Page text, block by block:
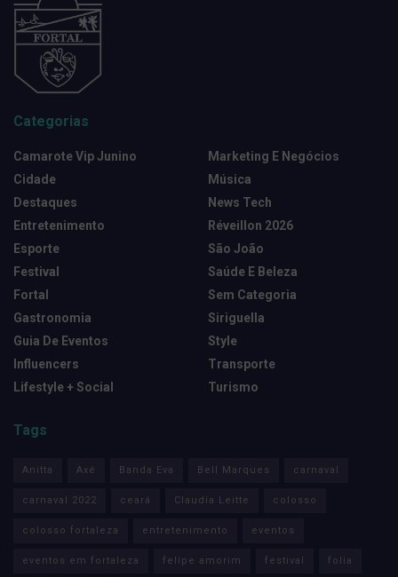
Categorias
Camarote Vip Junino
Cidade
Destaques
Entretenimento
Esporte
Festival
Fortal
Gastronomia
Guia De Eventos
Influencers
Lifestyle + Social
Marketing E Negócios
Música
News Tech
Réveillon 2026
São João
Saúde E Beleza
Sem Categoria
Siriguella
Style
Transporte
Turismo
Tags
Anitta Axé Banda Eva Bell Marques carnaval
carnaval 2022 ceará Claudia Leitte colosso
colosso fortaleza entretenimento eventos
eventos em fortaleza felipe amorim festival folia